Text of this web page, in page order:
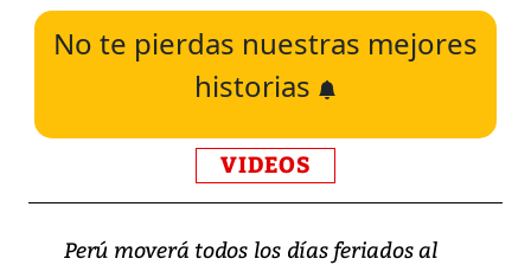
No te pierdas nuestras mejores
historias
VIDEOS
Perú moverá todos los días feriados al